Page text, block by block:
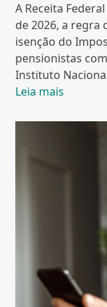
A Receita
de 2026, a regra
isenção do
pensionistas
Instituto
Leia mais